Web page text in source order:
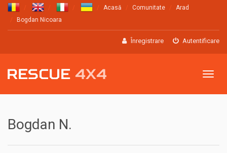
Acasă Comunitate
Arad
Bogdan Nicoara
Înregistrare Autentificare
Meniu
Bogdan N.